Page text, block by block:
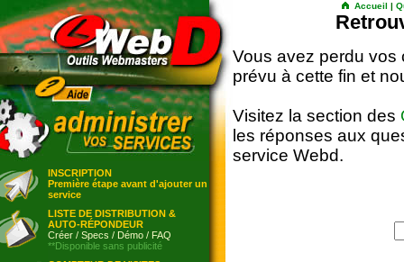
INSCRIPTION
Première étape avant d'ajouter un
service
LISTE DE DISTRIBUTION &
AUTO-RÉPONDEUR
Créer / Specs / Démo / FAQ
**Disponible sans publicité
Accueil |
Vous avez perdu vos
prévu à cette fin et
Visitez la section des
les réponses aux
service Webd.